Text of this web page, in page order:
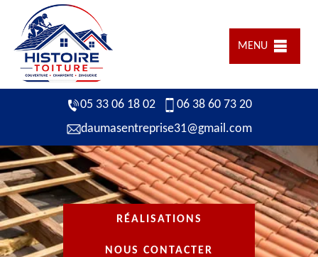
MENU
05 33 06 18 02
06 38 60 73 20
daumasentreprise31@gmail.com
RÉALISATIONS
NOUS CONTACTER